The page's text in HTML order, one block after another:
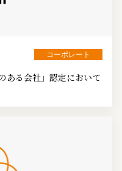
コーポレート
ある会社」認定において